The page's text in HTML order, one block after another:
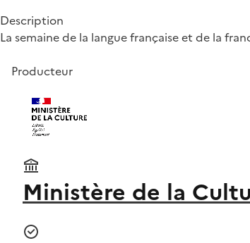
Description
La semaine de la langue française et de la
Producteur
Ministère de la